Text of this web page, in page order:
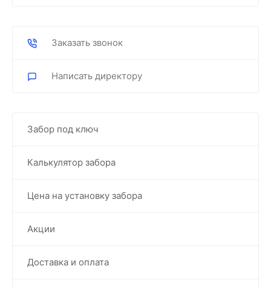
Заказать звонок
Написать директору
Забор под ключ
Калькулятор забора
Цена на установку забора
Акции
Доставка и оплата